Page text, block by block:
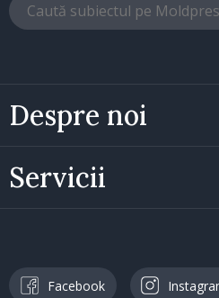
Despre noi
Servicii
Facebook